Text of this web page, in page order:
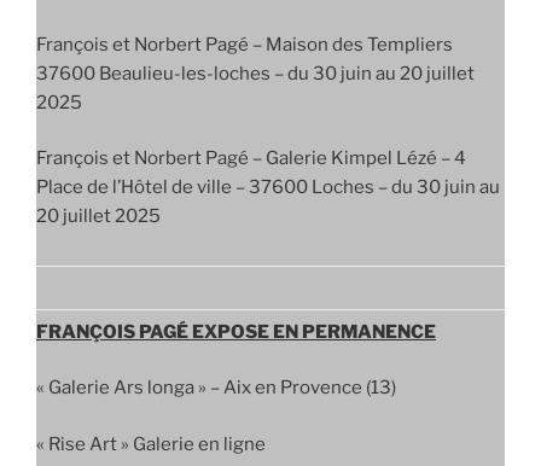
François et Norbert Pagé – Maison des Templiers
37600 Beaulieu-les-loches – du 30 juin au 20 juillet
2025
François et Norbert Pagé – Galerie Kimpel Lézé – 4
Place de l’Hôtel de ville – 37600 Loches – du 30 juin au
20 juillet 2025
FRANÇOIS PAGÉ EXPOSE EN PERMANENCE
« Galerie Ars longa » – Aix en Provence (13)
« Rise Art » Galerie en ligne